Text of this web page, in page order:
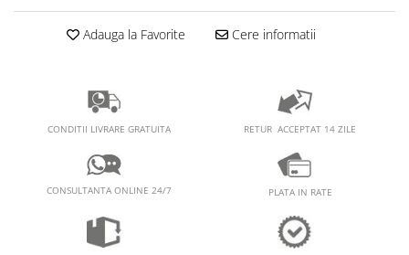
MASTI/CAGULE
Adauga la Favorite Cere informatii
CONDITII LIVRARE GRATUITA RETUR ACCEPTAT 14 ZILE
CONSULTANTA ONLINE 24/7 PLATA IN RATE